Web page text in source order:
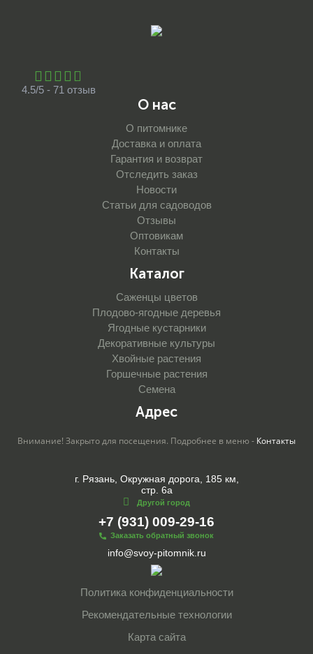
4.5/5 - 71 отзыв
О нас
О питомнике
Доставка и оплата
Гарантия и возврат
Отследить заказ
Новости
Статьи для садоводов
Отзывы
Оптовикам
Контакты
Каталог
Саженцы цветов
Плодово-ягодные деревья
Ягодные кустарники
Декоративные культуры
Хвойные растения
Горшечные растения
Семена
Адрес
Внимание! Закрыто для посещения. Подробнее в меню - Контакты
г. Рязань, Окружная дорога, 185 км,
стр. 6а
Другой город
+7 (931) 009-29-16
Заказать обратный звонок
info@svoy-pitomnik.ru
Политика конфиденциальности
Рекомендательные технологии
Карта сайта